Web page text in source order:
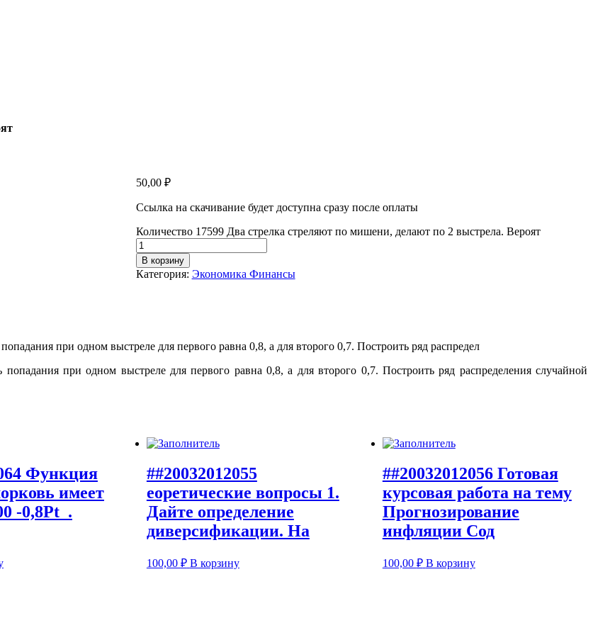
50,00 ₽
Ссылка на скачивание будет доступна сразу после оплаты
Количество 17599 Два стрелка стреляют по мишени, делают по 2 выстрела. Вероят
В корзину
Категория: Экономика Финансы
при одном выстреле для первого равна 0,8, а для второго 0,7. Построить ряд распределения случайной
Функция
имеет
-0,8Pt .
##20032012055
еоретические вопросы 1.
Дайте определение
диверсификации. На
100,00 ₽ В корзину
##20032012056 Готовая
курсовая работа на тему
Прогнозирование
инфляции Сод
100,00 ₽ В корзину